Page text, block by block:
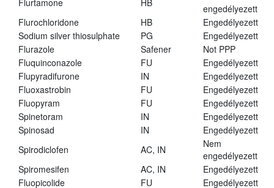
Flurtamone
HB
engedélyezett
Flurochloridone
HB
Engedélyezett
Sodium silver thiosulphate
PG
Engedélyezett
Flurazole
Safener
Not PPP
Fluquinconazole
FU
Engedélyezett
Flupyradifurone
IN
Engedélyezett
Fluoxastrobin
FU
Engedélyezett
Fluopyram
FU
Engedélyezett
Spinetoram
IN
Engedélyezett
Spinosad
IN
Engedélyezett
Spirodiclofen
AC, IN
Nem
engedélyezett
Spiromesifen
AC, IN
Engedélyezett
Fluopicolide
FU
Engedélyezett